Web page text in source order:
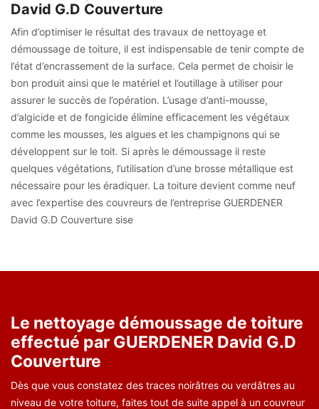
David G.D Couverture
Afin d’optimiser le résultat des travaux de nettoyage et
démoussage de toiture, il est indispensable de tenir compte de
l’état d’encrassement de la surface. Cela permet de choisir le
bon produit ainsi que le matériel et l’outillage à utiliser pour
assurer le succès de l’opération. L’usage d’anti-mousse,
d’algicide et de fongicide élimine efficacement les végétaux
comme les mousses, les algues et les champignons qui se
développent sur le toit. Si après le démoussage il reste
quelques végétations, l’utilisation d’une brosse métallique est
nécessaire pour les éradiquer. La toiture devient comme neuf
avec l’expertise des couvreurs de l’entreprise GUERDENER
David G.D Couverture sise
Le nettoyage démoussage de toiture
effectué par GUERDENER David G.D
Couverture
Dès que vous constatez des traces noirâtres ou verdâtres au
niveau de votre toiture, faites tout de suite appel à un couvreur